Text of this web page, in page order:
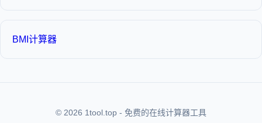
BMI计算器
© 2026 1tool.top - 免费的在线计算器工具